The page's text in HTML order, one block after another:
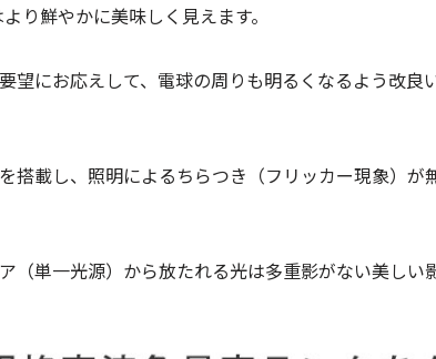
かに美味しく見えます。
望にお応えして、電球の周りも明るくなるよう改良
搭載し、照明によるちらつき（フリッカー現象）が
（単一光源）から放たれる光は多重影がない美しい